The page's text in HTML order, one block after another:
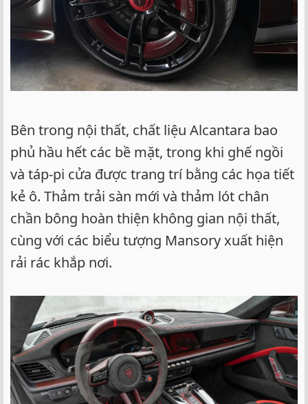
Bên trong nội thất, chất liệu Alcantara bao
phủ hầu hết các bề mặt, trong khi ghế ngồi
và táp-pi cửa được trang trí bằng các họa tiết
kẻ ô. Thảm trải sàn mới và thảm lót chân
chần bông hoàn thiện không gian nội thất,
cùng với các biểu tượng Mansory xuất hiện
rải rác khắp nơi.